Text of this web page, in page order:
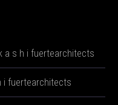
a s h i fuertearchitects
i fuertearchitects